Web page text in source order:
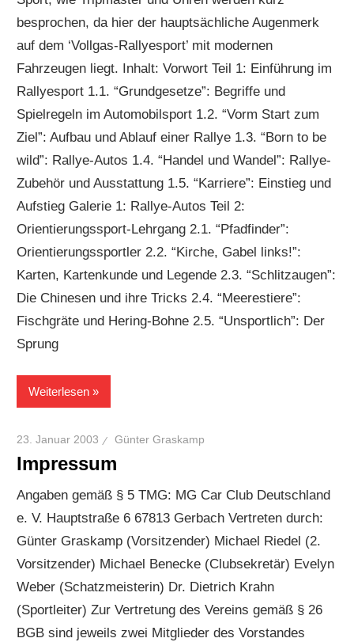
besprochen, da hier der hauptsächliche Augenmerk
auf dem ‘Vollgas-Rallyesport’ mit modernen
Fahrzeugen liegt. Inhalt: Vorwort Teil 1: Einführung im
Rallyesport 1.1. “Grundgesetze”: Begriffe und
Spielregeln im Automobilsport 1.2. “Vorm Start zum
Ziel”: Aufbau und Ablauf einer Rallye 1.3. “Born to be
wild”: Rallye-Autos 1.4. “Handel und Wandel”: Rallye-
Zubehör und Ausstattung 1.5. “Karriere”: Einstieg und
Aufstieg Galerie 1: Rallye-Autos Teil 2:
Orientierungssport-Lehrgang 2.1. “Pfadfinder”:
Orientierungssportler 2.2. “Kirche, Gabel links!”:
Karten, Kartenkunde und Legende 2.3. “Schlitzaugen”:
Die Chinesen und ihre Tricks 2.4. “Meerestiere”:
Fischgräte und Hering-Bohne 2.5. “Unsportlich”: Der
Sprung
Weiterlesen
23. Januar 2003 Günter Graskamp
Impressum
Angaben gemäß § 5 TMG: MG Car Club Deutschland
e. V. Hauptstraße 6 67813 Gerbach Vertreten durch:
Günter Graskamp (Vorsitzender) Michael Riedel (2.
Vorsitzender) Michael Benecke (Clubsekretär) Evelyn
Weber (Schatzmeisterin) Dr. Dietrich Krahn
(Sportleiter) Zur Vertretung des Vereins gemäß § 26
BGB sind jeweils zwei Mitglieder des Vorstandes